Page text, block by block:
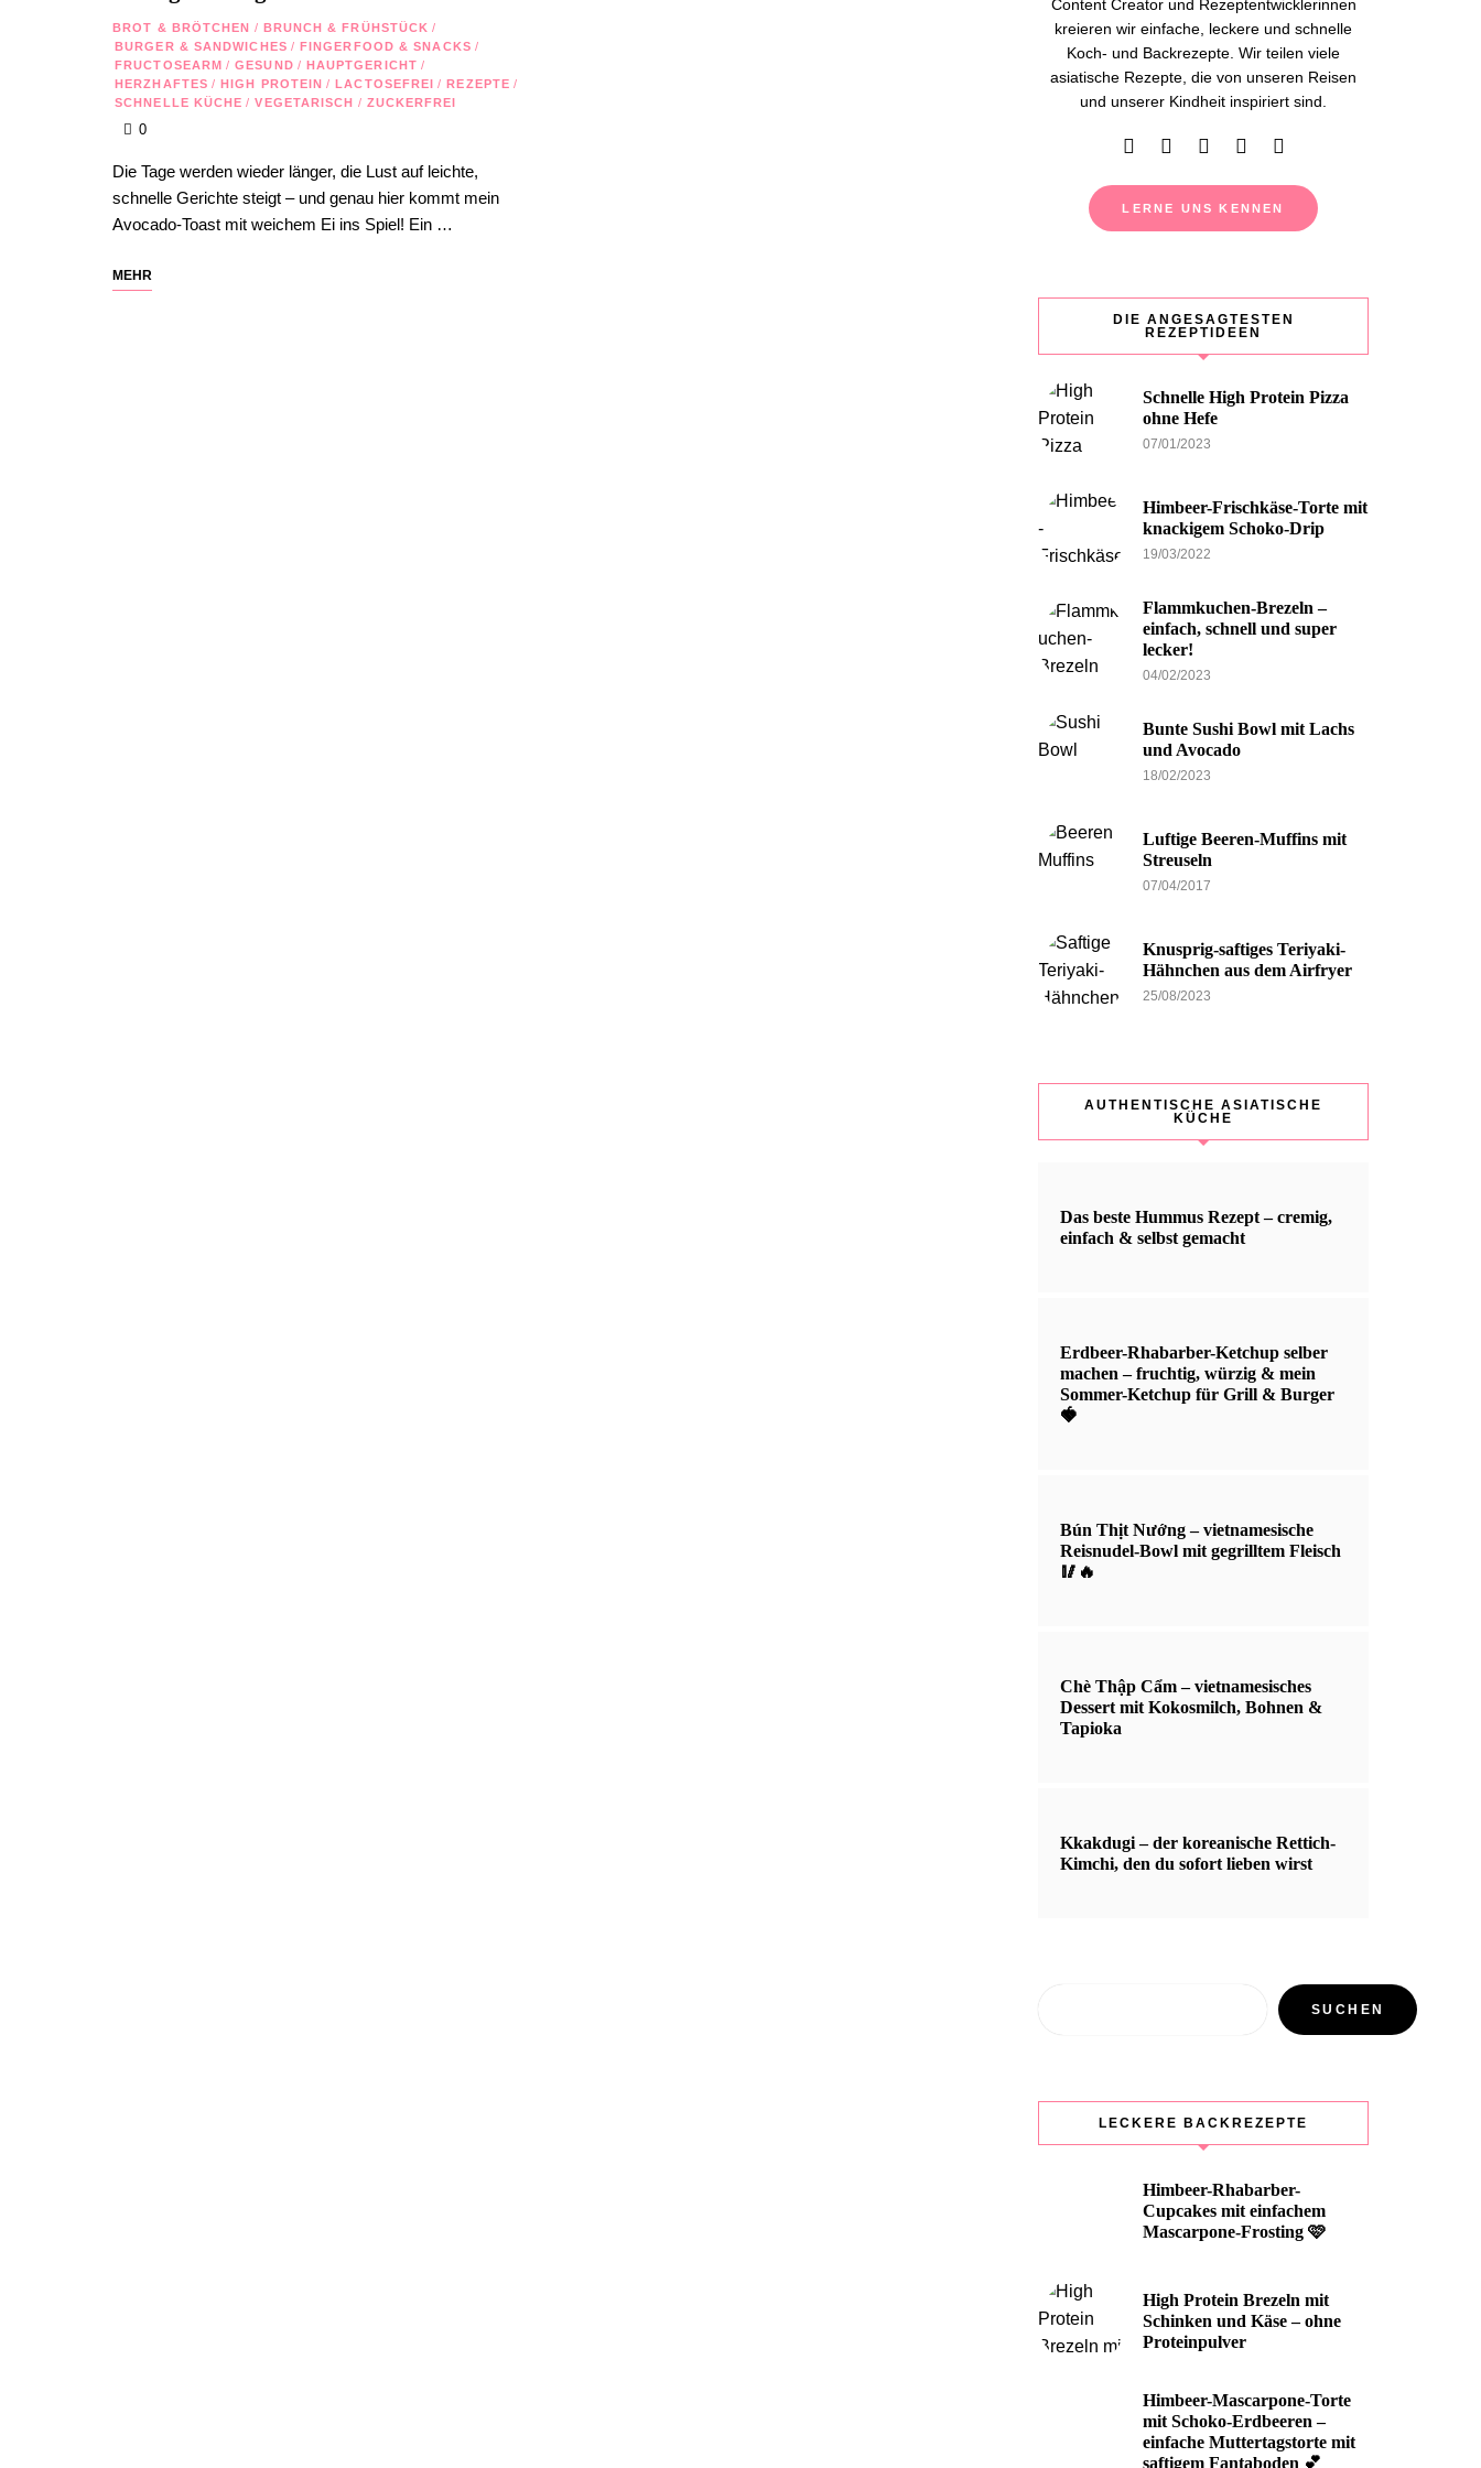
BROT & BRÖTCHEN / BRUNCH & FRÜHSTÜCK /
BURGER & SANDWICHES / FINGERFOOD & SNACKS /
FRUCTOSEARM / GESUND / HAUPTGERICHT /
HERZHAFTES / HIGH PROTEIN / LACTOSEFREI / REZEPTE /
SCHNELLE KÜCHE / VEGETARISCH / ZUCKERFREI
0
Die Tage werden wieder länger, die Lust auf leichte,
schnelle Gerichte steigt – und genau hier kommt mein
Avocado-Toast mit weichem Ei ins Spiel! Ein …
MEHR
Content Creator und Rezeptentwicklerinnen
kreieren wir einfache, leckere und schnelle
Koch- und Backrezepte. Wir teilen viele
asiatische Rezepte, die von unseren Reisen
und unserer Kindheit inspiriert sind.
LERNE UNS KENNEN
DIE ANGESAGTESTEN
REZEPTIDEEN
Schnelle High Protein Pizza
ohne Hefe
07/01/2023
Himbeer-Frischkäse-Torte mit
knackigem Schoko-Drip
19/03/2022
Flammkuchen-Brezeln –
einfach, schnell und super
lecker!
04/02/2023
Bunte Sushi Bowl mit Lachs
und Avocado
18/02/2023
Luftige Beeren-Muffins mit
Streuseln
07/04/2017
Knusprig-saftiges Teriyaki-
Hähnchen aus dem Airfryer
25/08/2023
AUTHENTISCHE ASIATISCHE
KÜCHE
Das beste Hummus Rezept – cremig,
einfach & selbst gemacht
Erdbeer-Rhabarber-Ketchup selber
machen – fruchtig, würzig & mein
Sommer-Ketchup für Grill & Burger
🍓
Bún Thịt Nướng – vietnamesische
Reisnudel-Bowl mit gegrilltem Fleisch
🥢🔥
Chè Thập Cẩm – vietnamesisches
Dessert mit Kokosmilch, Bohnen &
Tapioka
Kkakdugi – der koreanische Rettich-
Kimchi, den du sofort lieben wirst
SUCHEN
LECKERE BACKREZEPTE
Himbeer-Rhabarber-
Cupcakes mit einfachem
Mascarpone-Frosting 🩷
High Protein Brezeln mit
Schinken und Käse – ohne
Proteinpulver
Himbeer-Mascarpone-Torte
mit Schoko-Erdbeeren –
einfache Muttertagstorte mit
saftigem Fantaboden 💕